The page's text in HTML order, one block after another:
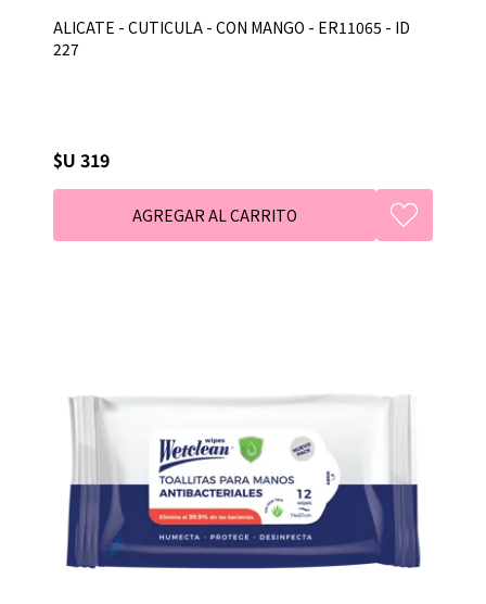
ALICATE - CUTICULA - CON MANGO - ER11065 - ID
227
$U 319